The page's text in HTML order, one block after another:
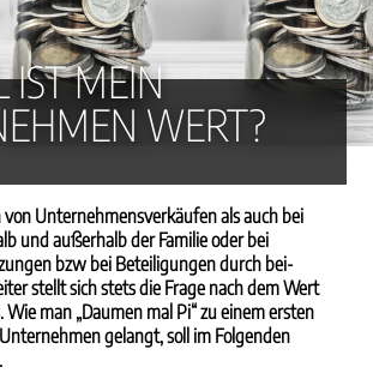
IST MEIN
WERT?
Unternehmensverkäufen als auch bei
und außer­halb der Familie oder bei
bzw bei Beteiligungen durch bei­
stellt sich stets die Frage nach dem Wert
man „Daumen mal Pi“ zu einem ersten
gelangt, soll im Folgenden